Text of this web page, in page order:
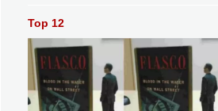
Top 12